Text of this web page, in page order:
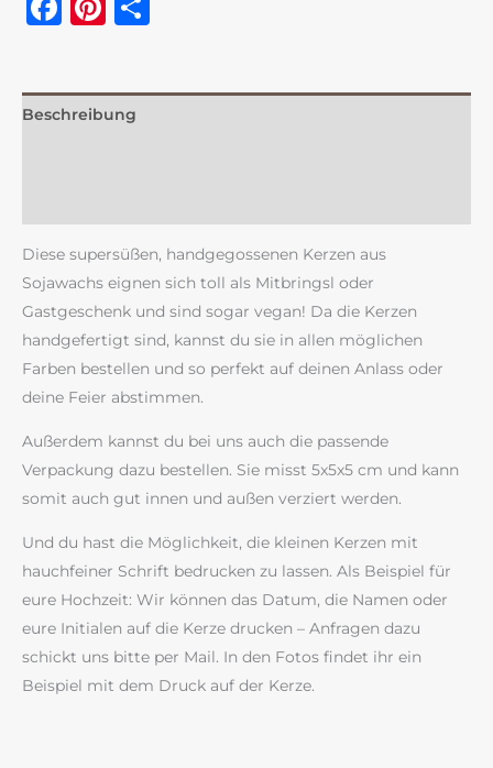
Beschreibung
Diese supersüßen, handgegossenen Kerzen aus
Sojawachs eignen sich toll als Mitbringsl oder
Gastgeschenk und sind sogar vegan! Da die Kerzen
handgefertigt sind, kannst du sie in allen möglichen
Farben bestellen und so perfekt auf deinen Anlass oder
deine Feier abstimmen.
Außerdem kannst du bei uns auch die passende
Verpackung dazu bestellen. Sie misst 5x5x5 cm und kann
somit auch gut innen und außen verziert werden.
Und du hast die Möglichkeit, die kleinen Kerzen mit
hauchfeiner Schrift bedrucken zu lassen. Als Beispiel für
eure Hochzeit: Wir können das Datum, die Namen oder
eure Initialen auf die Kerze drucken – Anfragen dazu
schickt uns bitte per Mail. In den Fotos findet ihr ein
Beispiel mit dem Druck auf der Kerze.